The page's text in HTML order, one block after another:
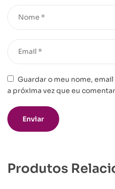
Guardar o meu nome,
a próxima vez que eu
Produtos